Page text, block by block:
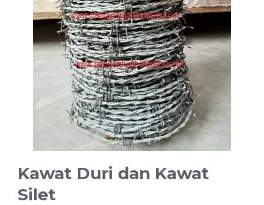
Kawat Duri dan Kawat
Silet